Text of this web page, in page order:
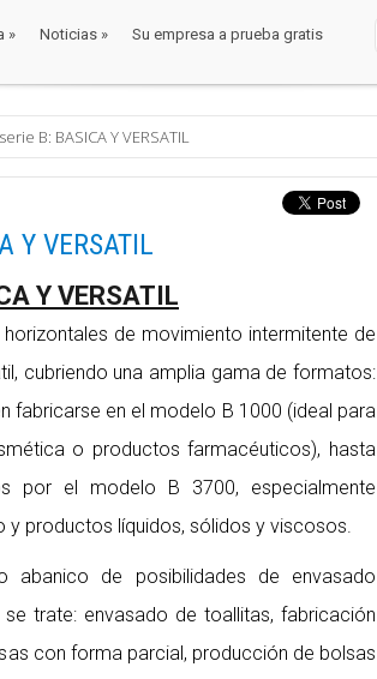
» Noticias » Su empresa a prueba gratis
B: BASICA Y VERSATIL
Y VERSATIL
Y VERSATIL
de movimiento intermitente de
cubriendo una amplia gama de formatos:
fabricarse en el modelo B 1000 (ideal para
o productos farmacéuticos), hasta
por el modelo B 3700, especialmente
y productos líquidos, sólidos y viscosos.
abanico de posibilidades de envasado
trate: envasado de toallitas, fabricación
con forma parcial, producción de bolsas